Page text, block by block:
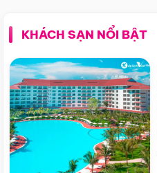
KHÁCH SẠN NỔI BẬT